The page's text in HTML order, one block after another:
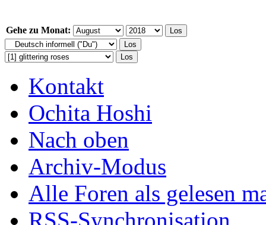
Gehe zu Monat:
Kontakt
Ochita Hoshi
Nach oben
Archiv-Modus
Alle Foren als gelesen